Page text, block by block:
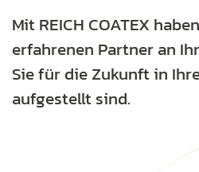
Mit REICH COATEX
erfahrenen Partner an
Sie für die Zukunft in
aufgestellt sind.